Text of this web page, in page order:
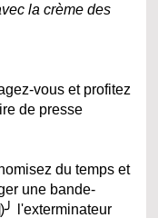
la crème des
vous et profitez
de presse
du temps et
une bande-
l'exterminateur